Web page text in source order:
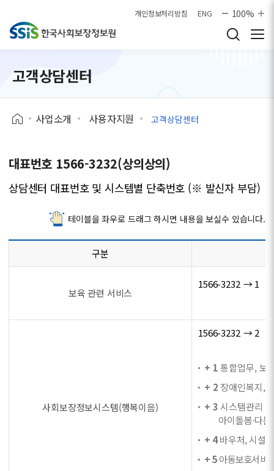
개인정보처리방침 ENG 100%
고객상담센터
사업소개 사용자지원 고객상담센터
대표번호 1566-3232(상의상의)
상담센터 대표번호 및 시스템별 단축번호 (※ 발신자 부담)
테이블을 좌우로 드래그 하시면 내용을 보실수 있습니다.
구분
보육 관련 서비스
1566-3232 → 1
사회보장정보시스템(행복이음)
1566-3232 → 2
+ 1통합업무, 보
+ 2 장애인복지,
+ 3시스템관리
아이돌봄·다문
+ 4바우처, 시설
+ 5아동보호서비